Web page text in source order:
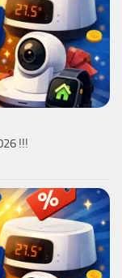
!!!